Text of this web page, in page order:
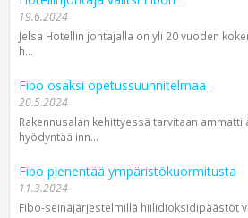
19.6.2024
Jelsa Hotellin johtajalla on yli 20 vuoden
h...
Fibo osaksi opetussuunnitelmaa
20.5.2024
Rakennusalan kehittyessä tarvitaan
hyödyntää inn...
Fibo pienentää ympäristökuormitusta
11.3.2024
Fibo-seinäjärjestelmillä hiilidioksidipäästöt